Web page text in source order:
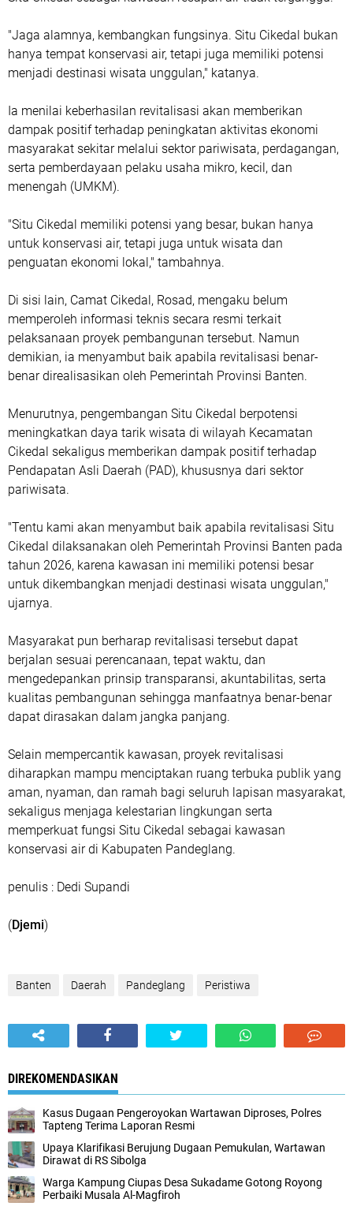
"Jaga alamnya, kembangkan fungsinya. Situ Cikedal bukan
hanya tempat konservasi air, tetapi juga memiliki potensi
menjadi destinasi wisata unggulan," katanya.
Ia menilai keberhasilan revitalisasi akan memberikan
dampak positif terhadap peningkatan aktivitas ekonomi
masyarakat sekitar melalui sektor pariwisata, perdagangan,
serta pemberdayaan pelaku usaha mikro, kecil, dan
menengah (UMKM).
"Situ Cikedal memiliki potensi yang besar, bukan hanya
untuk konservasi air, tetapi juga untuk wisata dan
penguatan ekonomi lokal," tambahnya.
Di sisi lain, Camat Cikedal, Rosad, mengaku belum
memperoleh informasi teknis secara resmi terkait
pelaksanaan proyek pembangunan tersebut. Namun
demikian, ia menyambut baik apabila revitalisasi benar-
benar direalisasikan oleh Pemerintah Provinsi Banten.
Menurutnya, pengembangan Situ Cikedal berpotensi
meningkatkan daya tarik wisata di wilayah Kecamatan
Cikedal sekaligus memberikan dampak positif terhadap
Pendapatan Asli Daerah (PAD), khususnya dari sektor
pariwisata.
"Tentu kami akan menyambut baik apabila revitalisasi Situ
Cikedal dilaksanakan oleh Pemerintah Provinsi Banten pada
tahun 2026, karena kawasan ini memiliki potensi besar
untuk dikembangkan menjadi destinasi wisata unggulan,"
ujarnya.
Masyarakat pun berharap revitalisasi tersebut dapat
berjalan sesuai perencanaan, tepat waktu, dan
mengedepankan prinsip transparansi, akuntabilitas, serta
kualitas pembangunan sehingga manfaatnya benar-benar
dapat dirasakan dalam jangka panjang.
Selain mempercantik kawasan, proyek revitalisasi
diharapkan mampu menciptakan ruang terbuka publik yang
aman, nyaman, dan ramah bagi seluruh lapisan masyarakat,
sekaligus menjaga kelestarian lingkungan serta
memperkuat fungsi Situ Cikedal sebagai kawasan
konservasi air di Kabupaten Pandeglang.
penulis : Dedi Supandi
(Djemi)
Banten Daerah Pandeglang Peristiwa
DIREKOMENDASIKAN
Kasus Dugaan Pengeroyokan Wartawan Diproses, Polres
Tapteng Terima Laporan Resmi
Upaya Klarifikasi Berujung Dugaan Pemukulan, Wartawan
Dirawat di RS Sibolga
Warga Kampung Ciupas Desa Sukadame Gotong Royong
Perbaiki Musala Al-Magfiroh